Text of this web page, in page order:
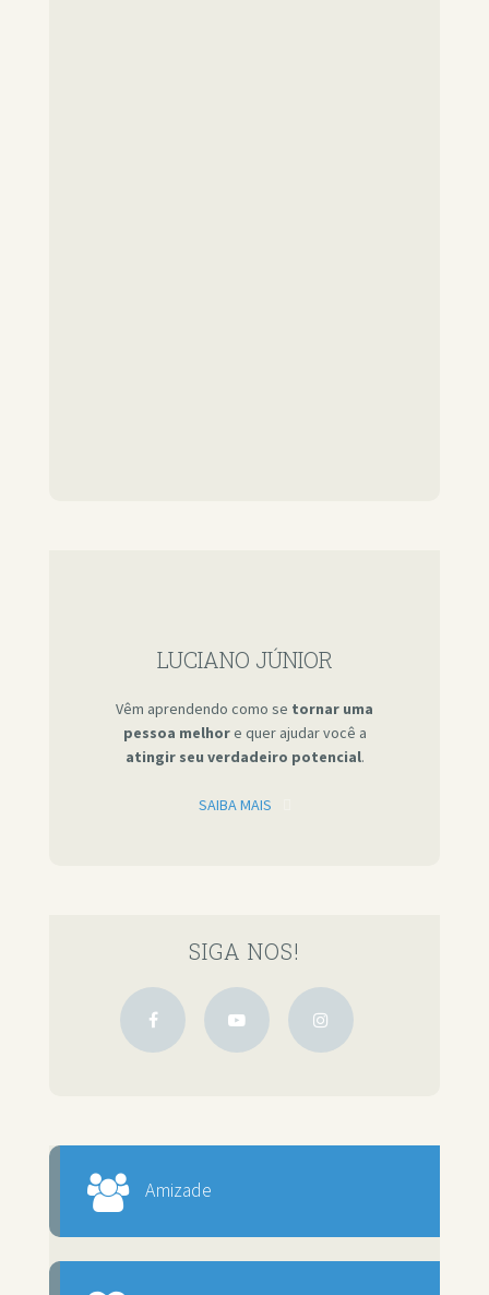
LUCIANO JÚNIOR
Vêm aprendendo como se tornar uma
pessoa melhore quer ajudar você a
atingir seu verdadeiro potencial.
SAIBA MAIS
SIGA NOS!
Amizade